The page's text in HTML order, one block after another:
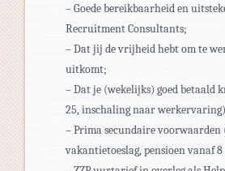
– Goede bereikbaarheid en
Recruitment Consultants;
– Dat jij de vrijheid hebt om te
uitkomt;
– Dat je (wekelijks) goed betaald
25, inschaling naar
– Prima secundaire
vakantietoeslag, pensioen vanaf